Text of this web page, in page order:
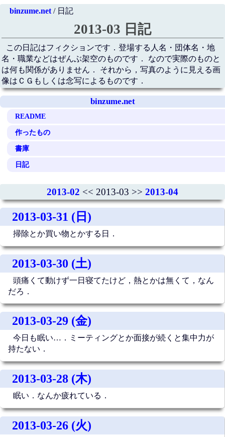
binzume.net/ 日記
2013-03 日記
この日記はフィクションです．登場する人名・団体名・地
名・職業などはぜんぶ架空のものです． なので実際のものと
は何も関係がありません． それから，写真のように見える画
像はＣＧもしくは念写によるものです．
binzume.net
README
作ったもの
書庫
日記
2013-02 << 2013-03 >> 2013-04
2013-03-31 (日)
掃除とか買い物とかする日．
2013-03-30 (土)
頭痛くて動けず一日寝てたけど，熱とかは無くて，なん
だろ．
2013-03-29 (金)
今日も眠い…．ミーティングとか面接が続くと集中力が
持たない．
2013-03-28 (木)
眠い．なんか疲れている．
2013-03-26 (火)